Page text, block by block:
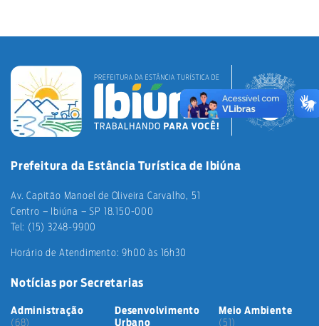
Prefeitura da Estância Turística de Ibiúna
Av. Capitão Manoel de Oliveira Carvalho, 51
Centro – Ibiúna – SP 18.150-000
Tel: (15) 3248-9900
Horário de Atendimento: 9h00 às 16h30
Notícias por Secretarias
Administração
(68)
Desenvolvimento
Urbano
Meio Ambiente
(51)